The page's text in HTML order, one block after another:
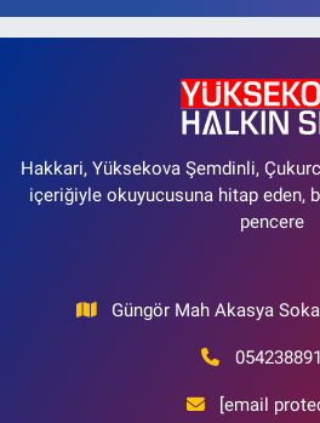
Hakkari, Yüksekova Şemdinli,
içeriğiyle okuyucusuna hitap eden,
pencere
Güngör Mah Akasya
[email